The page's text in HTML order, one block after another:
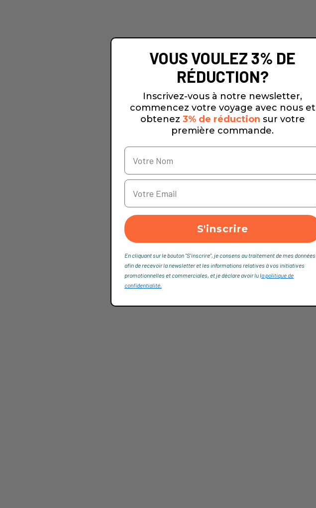
VOUS VOULEZ 3% DE
RÉDUCTION?
Inscrivez-vous à notre newsletter,
commencez votre voyage avec nous et
obtenez 3% de réduction sur votre
première commande.
S'inscrire
En cliquant sur le bouton "S'inscrire", je consens au traitement de mes données
afin de recevoir la newsletter et les informations relatives à vos initiatives
promotionnelles et commerciales, et je déclare avoir lu la politique de
confidentialité,